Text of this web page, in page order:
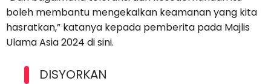
boleh membantu mengekalkan keamanan yang kita
hasratkan,” katanya kepada pemberita pada Majlis
Ulama Asia 2024 di sini.
DISYORKAN